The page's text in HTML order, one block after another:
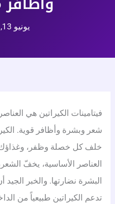
يونيو 13, 2026
فيتامينات الكيراتين هي
شعر وبشرة وأظافر قوية.
خلف كل خصلة وظفر، وغذاؤك
العناصر الأساسية، يخفّ
البشرة نضارتها. والخبر الجيد
تدعم الكيراتين طبيعياً من